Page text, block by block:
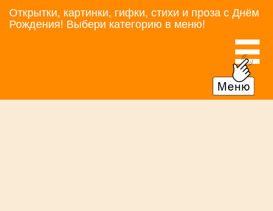
Открытки, картинки, гифки, стихи и проза с Днём
Рождения! Выбери категорию в меню!